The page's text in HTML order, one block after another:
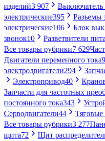
изделий3 907 Выключатель
электрические395 Разъемы
электрические106 Блок
звонок10 Разветвители
Все товары рубрики7 629
Двигатели переменного тока
электродвигатели294
Электропривод40
Запчасти для частотных
постоянного тока343
Серводвигатели44 Тяговые
Все товары рубрики3 277
щита72 Щит